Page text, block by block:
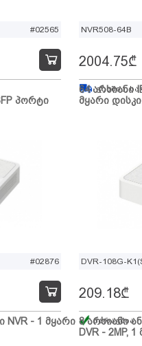
#02565
პორტი
NVR508-64B
64 არხიანი
მყარი
2004.75₾
გზაშია,
#02876
NVR - 1 მყარი
DVR-108G-
8 არხიანი
DVR - 2MP,
209.18₾
მარაგშია